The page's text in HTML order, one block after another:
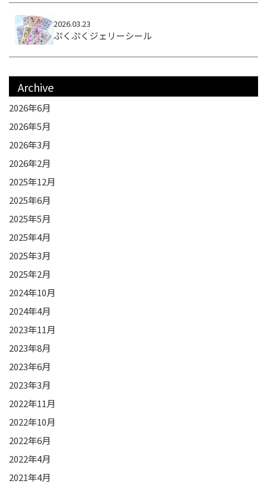
2026.03.23
ぷくぷくジェリーシール
Archive
2026年6月
2026年5月
2026年3月
2026年2月
2025年12月
2025年6月
2025年5月
2025年4月
2025年3月
2025年2月
2024年10月
2024年4月
2023年11月
2023年8月
2023年6月
2023年3月
2022年11月
2022年10月
2022年6月
2022年4月
2021年4月